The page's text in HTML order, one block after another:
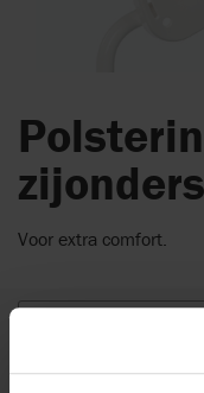
Voor extra comfort.